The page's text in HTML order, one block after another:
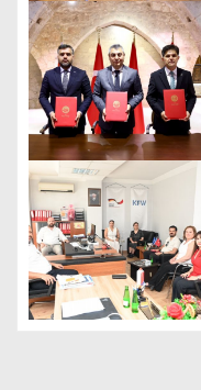
i
n
m
e
s
i